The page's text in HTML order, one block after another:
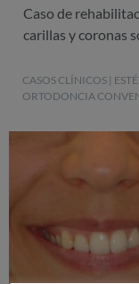
Caso de
carillas y coronas
CASOS CLÍNICOS |
ORTODONCIA